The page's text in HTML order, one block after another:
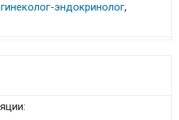
гинеколог-эндокринолог,